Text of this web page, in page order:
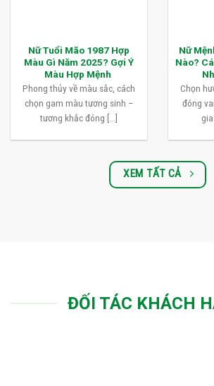
Nữ Tuổi Mão 1987 Hợp
Màu Gì Năm 2025? Gợi Ý
Màu Hợp Mệnh
Phong thủy về màu sắc, cách
chọn gam màu tương sinh –
tương khắc đóng [...]
Nữ
Nào?
Chọn
đóng
XEM TẤT CẢ
ĐỐI TÁC KHÁCH